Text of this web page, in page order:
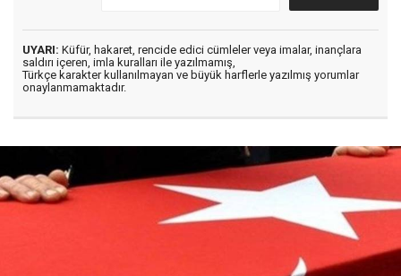
UYARI: Küfür, hakaret, rencide edici cümleler veya imalar, inançlara
saldırı içeren, imla kuralları ile yazılmamış,
Türkçe karakter kullanılmayan ve büyük harflerle yazılmış yorumlar
onaylanmamaktadır.